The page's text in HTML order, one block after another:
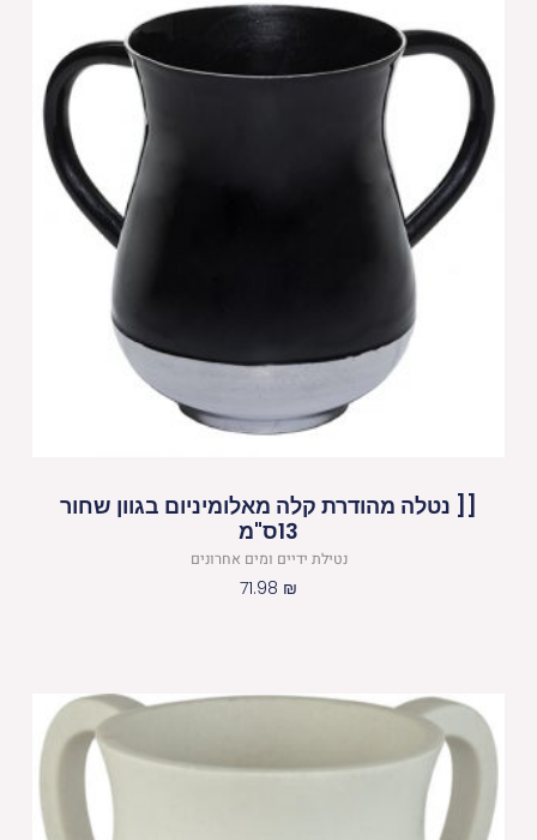
[[ נטלה מהודרת קלה מאלומיניום בגוון שחור
13ס"מ
נטילת ידיים ומים אחרונים
71.98 ₪